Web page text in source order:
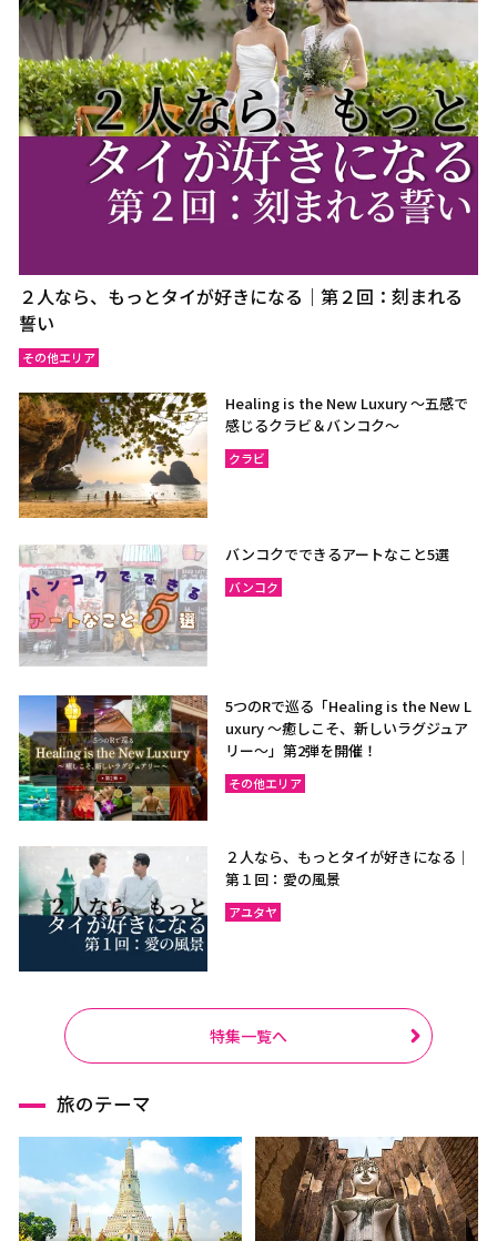
２人なら、もっとタイが好きになる｜第２回：刻まれる
誓い
その他エリア
Healing is the New Luxury ～五感で
感じるクラビ＆バンコク～
クラビ
バンコクでできるアートなこと5選
バンコク
5つのRで巡る「Healing is the New L
uxury ～癒しこそ、新しいラグジュア
リー〜」第2弾を開催！
その他エリア
２人なら、もっとタイが好きになる｜
第１回：愛の風景
アユタヤ
特集一覧へ
旅のテーマ